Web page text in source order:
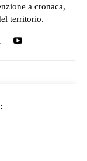
a cronaca,
territorio.